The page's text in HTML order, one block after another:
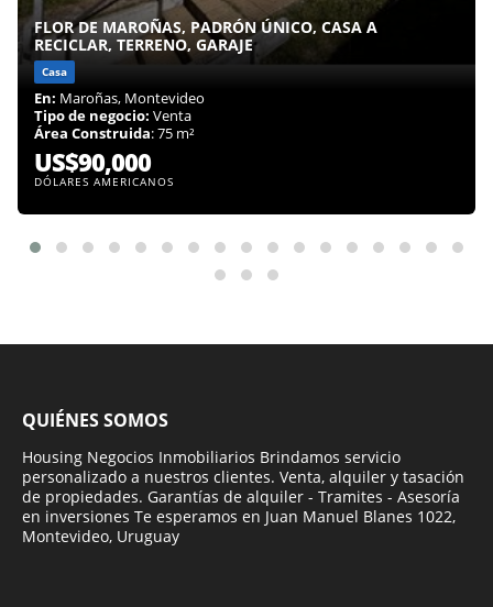
FLOR DE MAROÑAS, PADRÓN ÚNICO, CASA A
RECICLAR, TERRENO, GARAJE
Casa
En: Maroñas, Montevideo
Tipo de negocio: Venta
Área Construida: 75 m²
US$90,000
DÓLARES AMERICANOS
QUIÉNES SOMOS
Housing Negocios Inmobiliarios Brindamos servicio
personalizado a nuestros clientes. Venta, alquiler y tasación
de propiedades. Garantías de alquiler - Tramites - Asesoría
en inversiones Te esperamos en Juan Manuel Blanes 1022,
Montevideo, Uruguay